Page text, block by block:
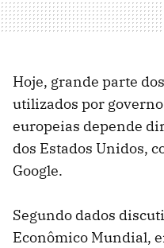
Hoje, grande parte
utilizados por
europeias depende
dos Estados Unidos,
Google.
Segundo dados
Econômico Mundial,